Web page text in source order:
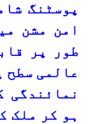
امن مشن
طور پر
عالمی سطح
نمائندگی
ہو کر ملک